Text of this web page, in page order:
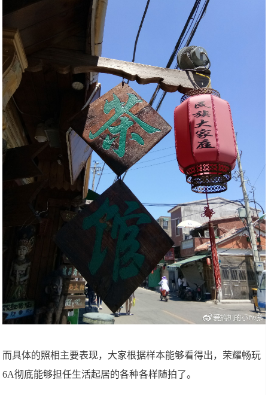
而具体的照相主要表现，大家根据样本能够看得出，荣耀畅玩
6A彻底能够担任生活起居的各种各样随拍了。